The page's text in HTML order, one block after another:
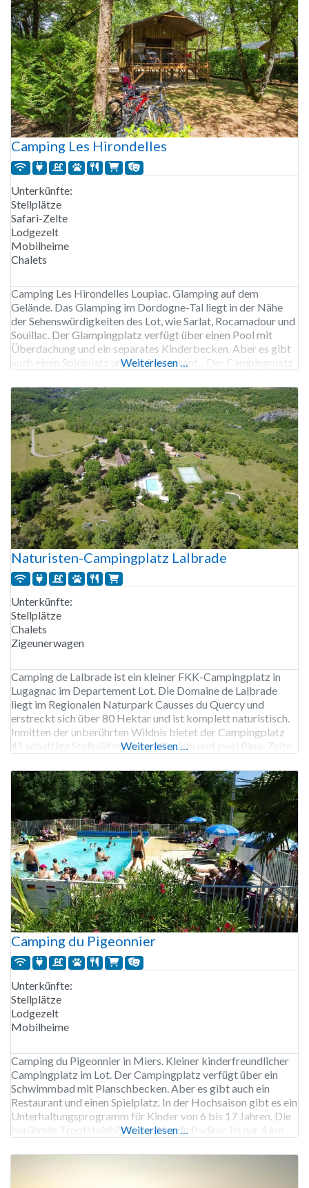
Camping Les Hirondelles
Unterkünfte:
Stellplätze
Safari-Zelte
Lodgezelt
Mobilheime
Chalets
Camping Les Hirondelles Loupiac. Glamping auf dem
Gelände. Das Glamping im Dordogne-Tal liegt in der Nähe
der Sehenswürdigkeiten des Lot, wie Sarlat, Rocamadour und
Souillac. Der Glampingplatz verfügt über einen Pool mit
Überdachung und ein separates Kinderbecken. Aber es gibt
auch einen Spielplatz und ein Restaurant. Der Campingplatz
geöffnet.
Weiterlesen …
Naturisten-Campingplatz Lalbrade
Unterkünfte:
Stellplätze
Chalets
Zigeunerwagen
Camping de Lalbrade ist ein kleiner FKK-Campingplatz in
Lugagnac im Departement Lot. Die Domaine de Lalbrade
liegt im Regionalen Naturpark Causses du Quercy und
erstreckt sich über 80 Hektar und ist komplett naturistisch.
Inmitten der unberührten Wildnis bietet der Campingplatz
41 schattige Stellplätze, sieben Chalets und zwei Pipo-Zelte.
sorgen für einen noch angenehmeren
Weiterlesen …
Camping du Pigeonnier
Unterkünfte:
Stellplätze
Lodgezelt
Mobilheime
Camping du Pigeonnier in Miers. Kleiner kinderfreundlicher
Campingplatz im Lot. Der Campingplatz verfügt über ein
Schwimmbad mit Planschbecken. Aber es gibt auch ein
Restaurant und einen Spielplatz. In der Hochsaison gibt es ein
Unterhaltungsprogramm für Kinder von 6 bis 17 Jahren. Die
berühmte Tropfsteinhöhle Gouffre de Padirac ist nur 4 km
Rocamadour nur 10
Weiterlesen …